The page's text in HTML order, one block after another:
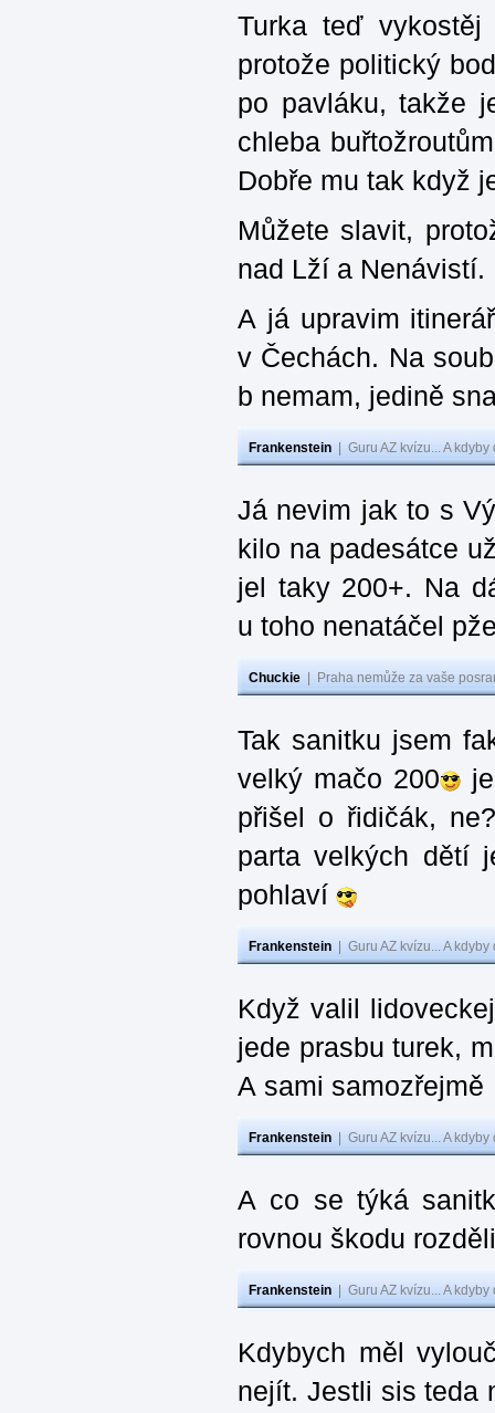
Turka teď
protože politický
po pavláku, takže
chleba
Dobře mu tak když
Můžete slavit,
nad Lží a Nenávistí.
A já upravim
v Čechách. Na
b nemam, jedině
Frankenstein Guru AZ kvízu... A
Já nevim jak to s
kilo na padesátce
jel taky 200+. Na
u toho nenatáčel
Chuckie Praha nemůže za vaše
Tak sanitku jsem
velký mačo 200
přišel o řidičák,
parta velkých dětí
pohlaví
Frankenstein Guru AZ kvízu... A
Když valil
jede prasbu turek,
A sami
Frankenstein Guru AZ kvízu... A
A co se týká
rovnou škodu
Frankenstein Guru AZ kvízu... A
Kdybych měl
nejít. Jestli sis teda